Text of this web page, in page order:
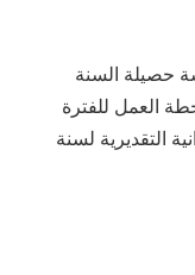
حصيلة السنة
خطة العمل للفترة
التقديرية لسنة